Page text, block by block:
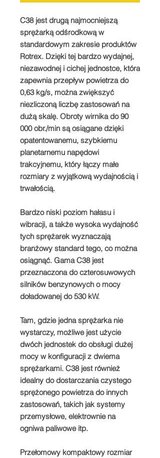
C38 jest drugą najmocniejszą
sprężarką odśrodkową w
standardowym zakresie produktów
Rotrex. Dzięki tej bardzo wydajnej,
niezawodnej i cichej jednostce, która
zapewnia przepływ powietrza do
0,63 kg/s, można zwiększyć
niezliczoną liczbę zastosowań na
dużą skalę. Obroty wirnika do 90
000 obr./min są osiągane dzięki
opatentowanemu, szybkiemu
planetarnemu napędowi
trakcyjnemu, który łączy małe
rozmiary z wyjątkową wydajnością i
trwałością.
Bardzo niski poziom hałasu i
wibracji, a także wysoka wydajność
tych sprężarek wyznaczają
branżowy standard tego, co można
osiągnąć. Gama C38 jest
przeznaczona do czterosuwowych
silników benzynowych o mocy
doładowanej do 530 kW.
Tam, gdzie jedna sprężarka nie
wystarczy, możliwe jest użycie
dwóch jednostek do obsługi dużej
mocy w konfiguracji z dwiema
sprężarkami. C38 jest również
idealny do dostarczania czystego
sprężonego powietrza do innych
zastosowań, takich jak systemy
przemysłowe, elektrownie na
ogniwa paliwowe itp.
Przełomowy kompaktowy rozmiar